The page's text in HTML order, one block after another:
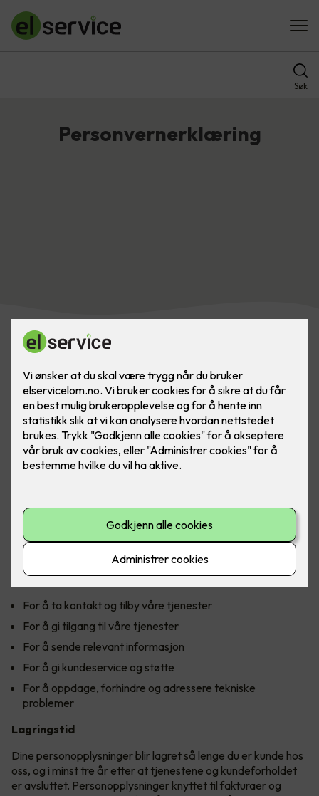
Søk
Personvernerklæring
Personvern
samler inn og bruker personopplysninger når du benytter
våre tjenester og om dine rettigheter.
Personopplysninger som innhentes og behandles
Vi innhenter personopplysninger for å tilby og forbedre vår
tjeneste til deg. Ved bruke av våre tjenester kan vi be om
Eksempler på personopplysninger er navn, telefonnummer,
e-post adresse og bruksdata. Det er frivillig å oppgi denne
informasjonen. Hvis du velger å ikke oppgi
personopplysningene, kan vi være forhindret fra å gi deg
tilgang til tjenesten.
Formålet med behandling av personopplysninger
For å ta kontakt og tilby våre tjenester
For å gi tilgang til våre tjenester
For å sende relevant informasjon
For å gi kundeservice og støtte
For å oppdage, forhindre og adressere tekniske
problemer
Lagringstid
Dine personopplysninger blir lagret så lenge du er kunde hos
oss, og i minst tre år etter at tjenestene og kundeforholdet
er avsluttet. Personopplysninger knyttet til fakturaer og